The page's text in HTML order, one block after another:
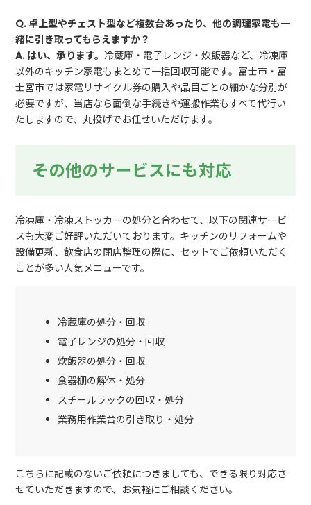
Q. 卓上型やチェスト型など複数台あったり、他の調理家電も一
緒に引き取ってもらえますか？
A. はい、承ります。冷蔵庫・電子レンジ・炊飯器など、冷凍庫
以外のキッチン家電もまとめて一括回収可能です。富士市・富
士宮市では家電リサイクル券の購入や品目ごとの細かな分別が
必要ですが、当店なら面倒な手続きや運搬作業もすべて代行い
たしますので、丸投げでお任せいただけます。
その他のサービスにも対応
冷凍庫・冷凍ストッカーの処分と合わせて、以下の関連サービ
スも大変ご好評いただいております。キッチンのリフォームや
設備更新、飲食店の閉店整理の際に、セットでご依頼いただく
ことが多い人気メニューです。
冷蔵庫の処分・回収
電子レンジの処分・回収
炊飯器の処分・回収
食器棚の解体・処分
スチールラックの回収・処分
業務用作業台の引き取り・処分
こちらに記載のないご依頼につきましても、できる限り対応さ
せていただきますので、お気軽にご相談ください。